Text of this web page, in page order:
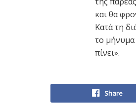
και θα
Κατά τη
το μήνυμα
πίνει».
Share